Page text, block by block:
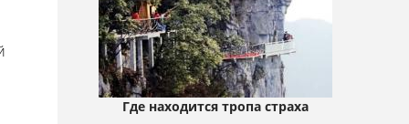
Где находится тропа страха